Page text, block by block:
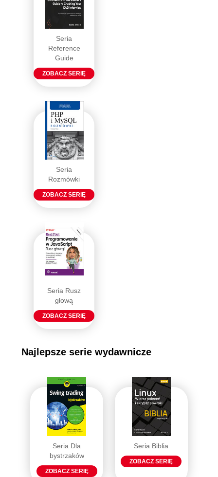
Seria
Reference
Guide
ZOBACZ SERIĘ
Seria
Rozmówki
ZOBACZ SERIĘ
Seria Rusz
głową
ZOBACZ SERIĘ
Najlepsze serie wydawnicze
Seria Dla
bystrzaków
ZOBACZ SERIĘ
Seria Biblia
ZOBACZ SERIĘ